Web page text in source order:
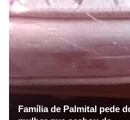
Família de Palmital pede